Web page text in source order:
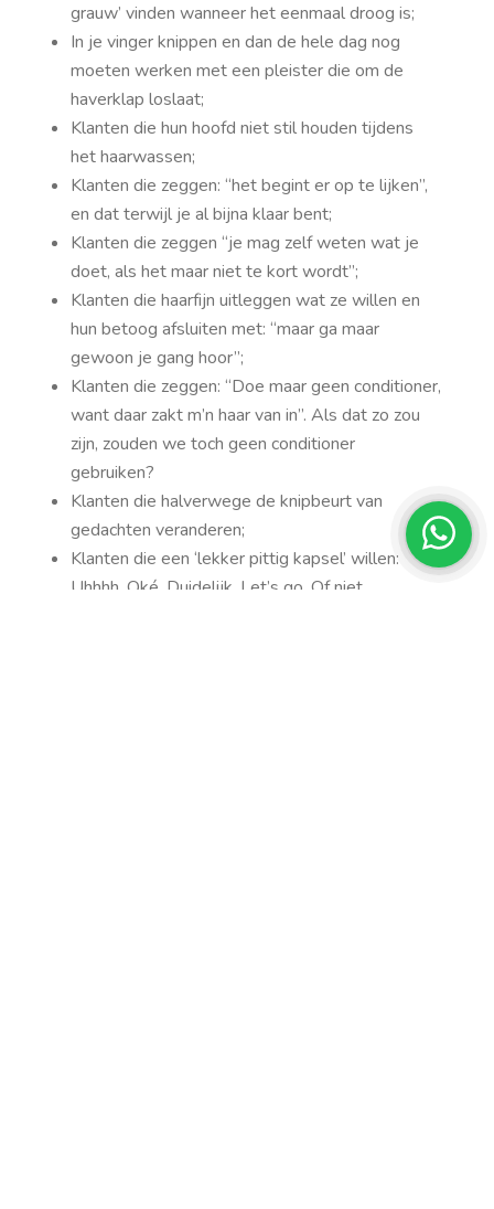
grauw’ vinden wanneer het eenmaal droog is;
In je vinger knippen en dan de hele dag nog
moeten werken met een pleister die om de
haverklap loslaat;
Klanten die hun hoofd niet stil houden tijdens
het haarwassen;
Klanten die zeggen: “het begint er op te lijken”,
en dat terwijl je al bijna klaar bent;
Klanten die zeggen “je mag zelf weten wat je
doet, als het maar niet te kort wordt”;
Klanten die haarfijn uitleggen wat ze willen en
hun betoog afsluiten met: “maar ga maar
gewoon je gang hoor”;
Klanten die zeggen: “Doe maar geen conditioner,
want daar zakt m’n haar van in”. Als dat zo zou
zijn, zouden we toch geen conditioner
gebruiken?
Klanten die halverwege de knipbeurt van
gedachten veranderen;
Klanten die een ‘lekker pittig kapsel’ willen:
Uhhhh. Oké. Duidelijk. Let’s go. Of niet.